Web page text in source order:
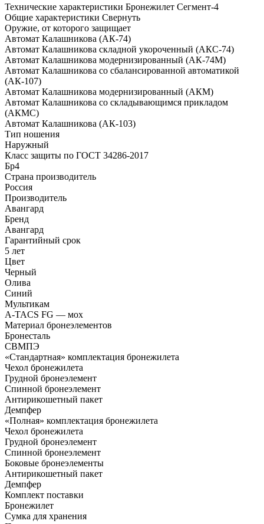
Технические характеристики Бронежилет Сегмент-4
Общие характеристики Свернуть
Оружие, от которого защищает
Автомат Калашникова (АК-74)
Автомат Калашникова складной укороченный (АКС-74)
Автомат Калашникова модернизированный (АК-74М)
Автомат Калашникова со сбалансированной автоматикой
(АК-107)
Автомат Калашникова модернизированный (АКМ)
Автомат Калашникова со складывающимся прикладом
(АКМС)
Автомат Калашникова (АК-103)
Тип ношения
Наружный
Класс защиты по ГОСТ 34286-2017
Бр4
Страна производитель
Россия
Производитель
Авангард
Бренд
Авангард
Гарантийный срок
5 лет
Цвет
Черный
Олива
Синий
Мультикам
A-TACS FG — мох
Материал бронеэлементов
Бронесталь
СВМПЭ
«Стандартная» комплектация бронежилета
Чехол бронежилета
Грудной бронеэлемент
Спинной бронеэлемент
Антирикошетный пакет
Демпфер
«Полная» комплектация бронежилета
Чехол бронежилета
Грудной бронеэлемент
Спинной бронеэлемент
Боковые бронеэлементы
Антирикошетный пакет
Демпфер
Комплект поставки
Бронежилет
Сумка для хранения